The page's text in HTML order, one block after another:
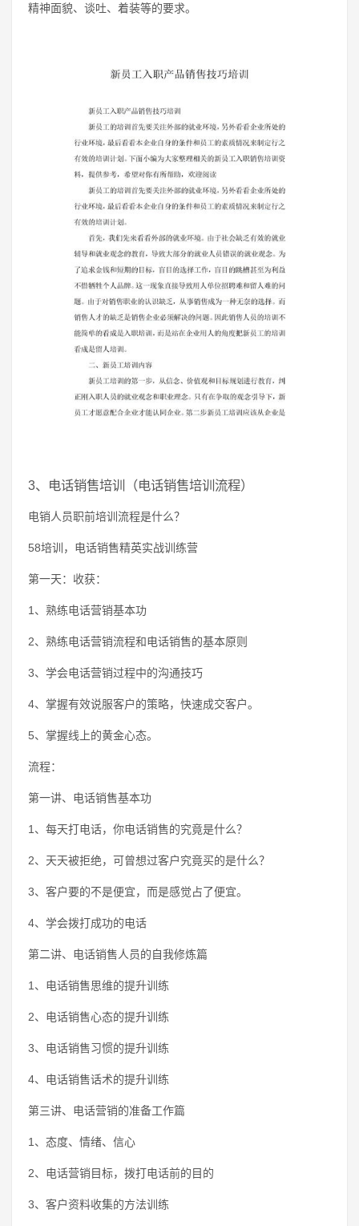
精神面貌、谈吐、着装等的要求。
3、电话销售培训（电话销售培训流程）
电销人员职前培训流程是什么？
58培训，电话销售精英实战训练营
第一天：收获：
1、熟练电话营销基本功
2、熟练电话营销流程和电话销售的基本原则
3、学会电话营销过程中的沟通技巧
4、掌握有效说服客户的策略，快速成交客户。
5、掌握线上的黄金心态。
流程：
第一讲、电话销售基本功
1、每天打电话，你电话销售的究竟是什么？
2、天天被拒绝，可曾想过客户究竟买的是什么？
3、客户要的不是便宜，而是感觉占了便宜。
4、学会拨打成功的电话
第二讲、电话销售人员的自我修炼篇
1、电话销售思维的提升训练
2、电话销售心态的提升训练
3、电话销售习惯的提升训练
4、电话销售话术的提升训练
第三讲、电话营销的准备工作篇
1、态度、情绪、信心
2、电话营销目标，拨打电话前的目的
3、客户资料收集的方法训练